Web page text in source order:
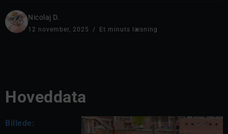
Nicolaj D.
12 november, 2025 Et minuts læsning
Hoveddata
Billede: